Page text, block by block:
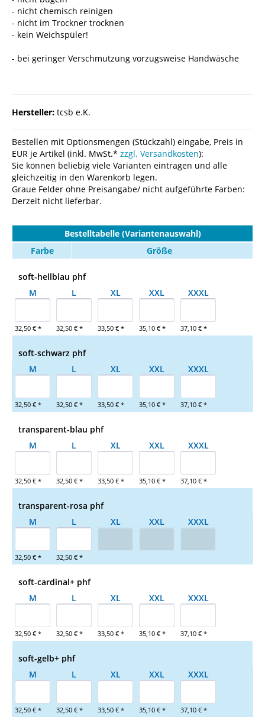
- nicht chemisch reinigen
- nicht im Trockner trocknen
- kein Weichspüler!
- bei geringer Verschmutzung vorzugsweise Handwäsche
Hersteller: tcsb e.K.
Bestellen mit Optionsmengen (Stückzahl) eingabe, Preis in
EUR je Artikel (inkl. MwSt.* zzgl. Versandkosten):
Sie können beliebig viele Varianten eintragen und alle
gleichzeitig in den Warenkorb legen.
Graue Felder ohne Preisangabe/ nicht aufgeführte Farben:
Derzeit nicht lieferbar.
Bestelltabelle (Variantenauswahl)
Farbe
Größe
soft-hellblau phf
M
32,50 € *
L
32,50 € *
XL
33,50 € *
XXL
35,10 € *
XXXL
37,10 € *
soft-schwarz phf
M
32,50 € *
L
32,50 € *
XL
33,50 € *
XXL
35,10 € *
XXXL
37,10 € *
transparent-blau phf
M
32,50 € *
L
32,50 € *
XL
33,50 € *
XXL
35,10 € *
XXXL
37,10 € *
transparent-rosa phf
M
32,50 € *
L
32,50 € *
XL XXL XXXL
soft-cardinal+ phf
M
32,50 € *
L
32,50 € *
XL
33,50 € *
XXL
35,10 € *
XXXL
37,10 € *
soft-gelb+ phf
M
32,50 € *
L
32,50 € *
XL
33,50 € *
XXL
35,10 € *
XXXL
37,10 € *